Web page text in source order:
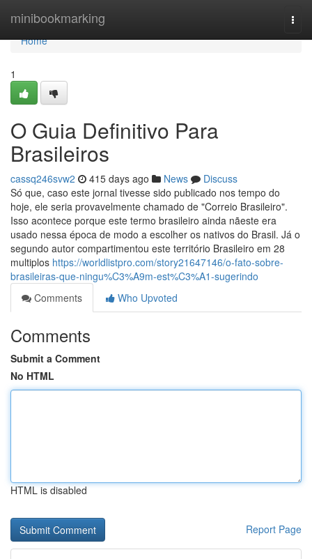
minibookmarking
Home
Home
1
O Guia Definitivo Para
Brasileiros
cassq246svw2 415 days ago News
Discuss
Só que, caso este jornal tivesse sido publicado nos tempo do
hoje, ele seria provavelmente chamado de "Correio Brasileiro".
Isso acontece porque este termo brasileiro ainda nãeste era
usado nessa época de modo a escolher os nativos do Brasil. Já o
segundo autor compartimentou este território Brasileiro em 28
multiplos https://worldlistpro.com/story21647146/o-fato-sobre-
brasileiras-que-ningu%C3%A9m-est%C3%A1-sugerindo
Comments
Who Upvoted
Comments
Submit a Comment
No HTML
HTML is disabled
Report Page